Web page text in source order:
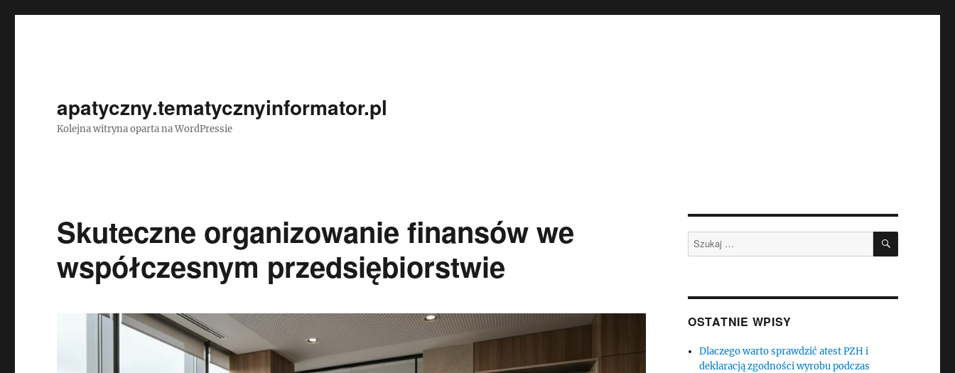
apatyczny.tematycznyinformator.pl
Kolejna witryna oparta na WordPressie
Skuteczne organizowanie finansów we
współczesnym przedsiębiorstwie
Szukaj: SZUKAJ
OSTATNIE WPISY
Dlaczego warto sprawdzić atest PZH i
deklaracją zgodności wyrobu podczas